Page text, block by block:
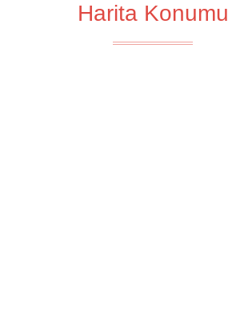
Harita Konumu